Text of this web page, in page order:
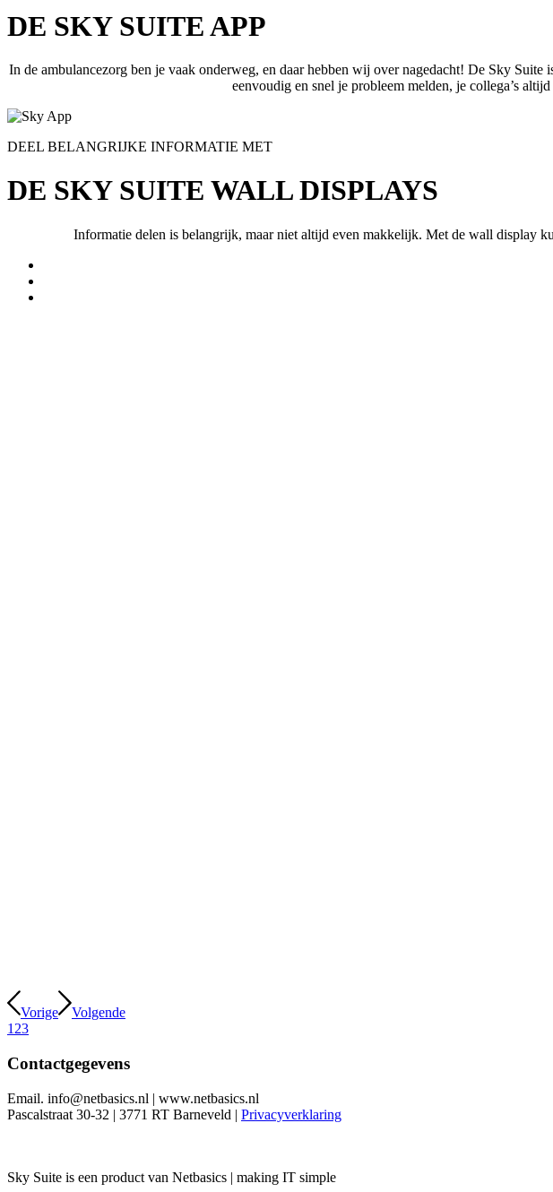
DE SKY SUITE APP
In de ambulancezorg ben je vaak onderweg, en daar hebben wij over nagedacht! De Sky
eenvoudig en snel je probleem melden, je collega’s
DEEL BELANGRIJKE INFORMATIE MET
DE SKY SUITE WALL DISPLAYS
Informatie delen is belangrijk, maar niet altijd even makkelijk. Met de wall display
Vorige
Volgende
123
Contactgegevens
Email. info@netbasics.nl | www.netbasics.nl
Pascalstraat 30-32 | 3771 RT Barneveld | Privacyverklaring
Sky Suite is een product van Netbasics | making IT simple